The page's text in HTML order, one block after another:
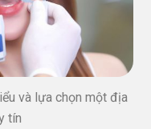
và lựa chọn một địa
tín